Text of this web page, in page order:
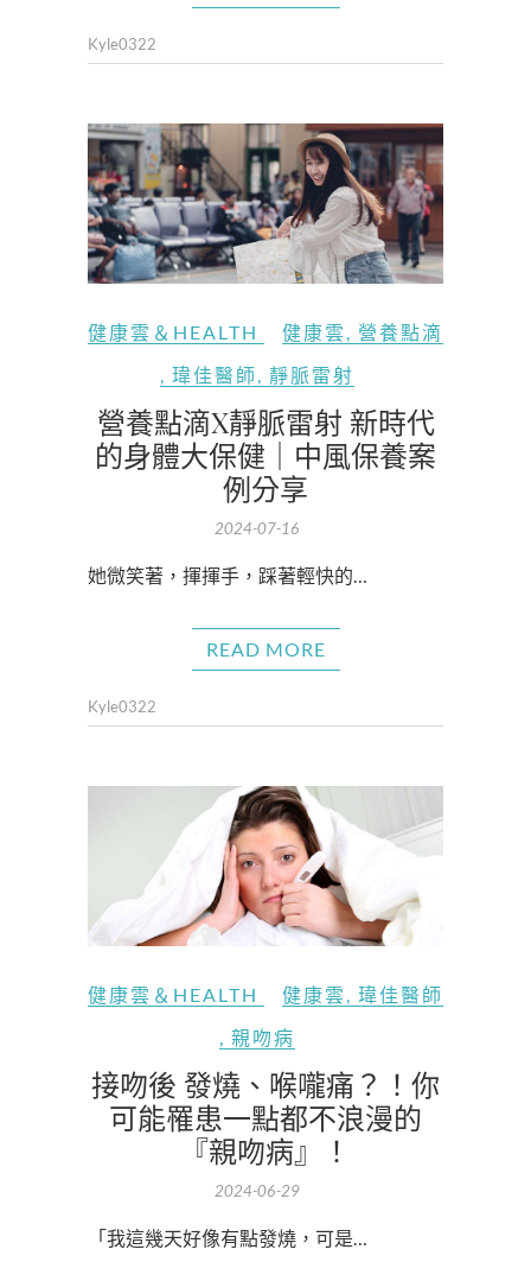
Kyle0322
健康雲＆HEALTH 健康雲, 營養點滴
, 瑋佳醫師, 靜脈雷射
營養點滴X靜脈雷射 新時代
的身體大保健｜中風保養案
例分享
2024-07-16
她微笑著，揮揮手，踩著輕快的…
READ MORE
Kyle0322
健康雲＆HEALTH 健康雲
瑋佳醫師
親吻病
接吻後 發燒、喉嚨痛？！你
可能罹患一點都不浪漫的
『親吻病』！
2024-06-29
「我這幾天好像有點發燒，可是…